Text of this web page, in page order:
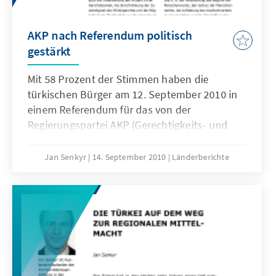
AKP nach Referendum politisch
gestärkt
Mit 58 Prozent der Stimmen haben die
türkischen Bürger am 12. September 2010 in
einem Referendum für das von der
Regierungspartei AKP (Gerechtigkeits- und
zur Verfassungsänderung votiert.
Jan Senkyr 14. September 2010 Länderberichte